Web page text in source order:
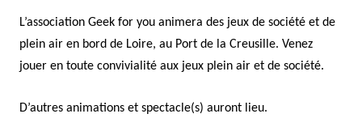
L’association Geek for you animera des jeux de société et de
plein air en bord de Loire, au Port de la Creusille. Venez
jouer en toute convivialité aux jeux plein air et de société.
D’autres animations et spectacle(s) auront lieu.